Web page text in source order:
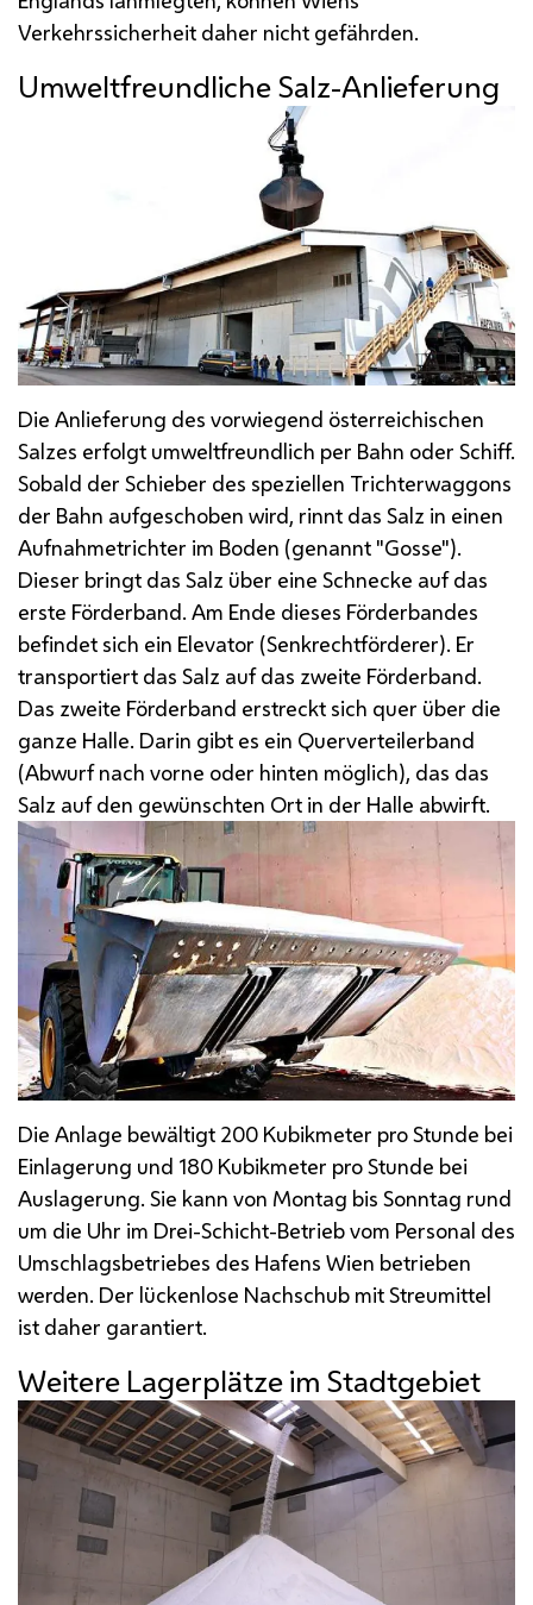
Verkehrssicherheit daher nicht gefährden.
Umweltfreundliche Salz-Anlieferung
Die Anlieferung des vorwiegend österreichischen
Salzes erfolgt umweltfreundlich per Bahn oder Schiff.
Sobald der Schieber des speziellen Trichterwaggons
der Bahn aufgeschoben wird, rinnt das Salz in einen
Aufnahmetrichter im Boden (genannt "Gosse").
Dieser bringt das Salz über eine Schnecke auf das
erste Förderband. Am Ende dieses Förderbandes
befindet sich ein Elevator (Senkrechtförderer). Er
transportiert das Salz auf das zweite Förderband.
Das zweite Förderband erstreckt sich quer über die
ganze Halle. Darin gibt es ein Querverteilerband
(Abwurf nach vorne oder hinten möglich), das das
Salz auf den gewünschten Ort in der Halle abwirft.
Die Anlage bewältigt 200 Kubikmeter pro Stunde bei
Einlagerung und 180 Kubikmeter pro Stunde bei
Auslagerung. Sie kann von Montag bis Sonntag rund
um die Uhr im Drei-Schicht-Betrieb vom Personal des
Umschlagsbetriebes des Hafens Wien betrieben
werden. Der lückenlose Nachschub mit Streumittel
ist daher garantiert.
Weitere Lagerplätze im Stadtgebiet